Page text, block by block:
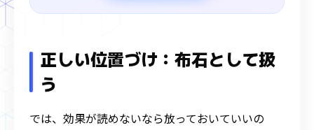
正しい位置づけ：布石として扱
う
では、効果が読めないなら放っておいていいの